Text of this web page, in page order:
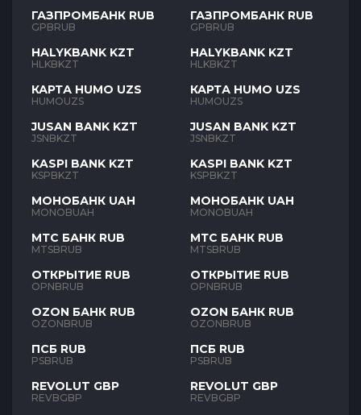
ГАЗПРОМБАНК RUB
GPBRUB
HALYKBANK KZT
HLKBKZT
КАРТА HUMO UZS
HUMOUZS
JUSAN BANK KZT
JSNBKZT
KASPI BANK KZT
KSPBKZT
МОНОБАНК UAH
MONOBUAH
МТС БАНК RUB
MTSBRUB
ОТКРЫТИЕ RUB
OPNBRUB
OZON БАНК RUB
OZONBRUB
ПСБ RUB
PSBRUB
REVOLUT GBP
REVBGBP
ГАЗПРОМБАНК RUB
GPBRUB
HALYKBANK KZT
HLKBKZT
КАРТА HUMO UZS
HUMOUZS
JUSAN BANK KZT
JSNBKZT
KASPI BANK KZT
KSPBKZT
МОНОБАНК UAH
MONOBUAH
МТС БАНК RUB
MTSBRUB
ОТКРЫТИЕ RUB
OPNBRUB
OZON БАНК RUB
OZONBRUB
ПСБ RUB
PSBRUB
REVOLUT GBP
REVBGBP